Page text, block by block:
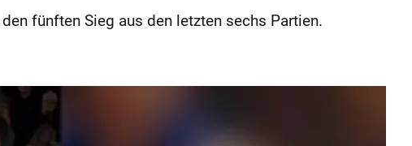
fünften Sieg aus den letzten sechs Partien.